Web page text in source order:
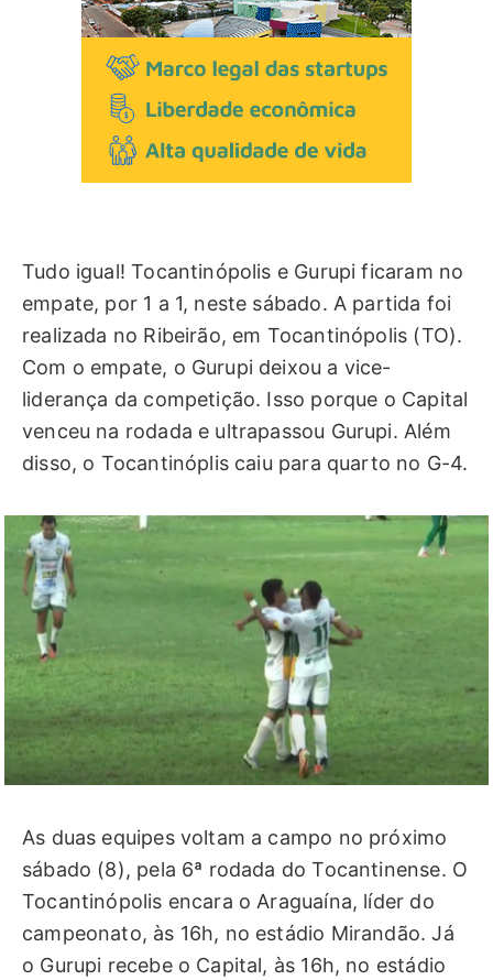
Tudo igual! Tocantinópolis e Gurupi ficaram no
empate, por 1 a 1, neste sábado. A partida foi
realizada no Ribeirão, em Tocantinópolis (TO).
Com o empate, o Gurupi deixou a vice-
liderança da competição. Isso porque o Capital
venceu na rodada e ultrapassou Gurupi. Além
disso, o Tocantinóplis caiu para quarto no G-4.
As duas equipes voltam a campo no próximo
sábado (8), pela 6ª rodada do Tocantinense. O
Tocantinópolis encara o Araguaína, líder do
campeonato, às 16h, no estádio Mirandão. Já
o Gurupi recebe o Capital, às 16h, no estádio